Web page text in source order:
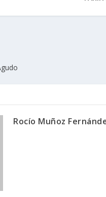
Rocío Muñoz